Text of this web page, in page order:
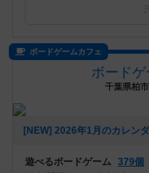
ボードゲームカフェ
ボードゲ
千葉県柏
[NEW] 2026年1月のカレン
遊べるボードゲーム 379個